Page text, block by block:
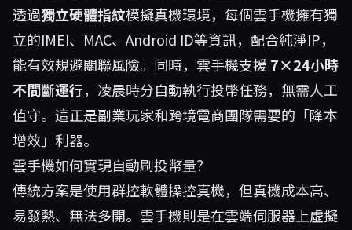
透過獨立硬體指紋模擬真機環境，每個雲手機擁有獨
立的IMEI、MAC、Android ID等資訊，配合純淨IP，
能有效規避關聯風險。同時，雲手機支援 7×24小時
不間斷運行，凌晨時分自動執行投幣任務，無需人工
值守。這正是副業玩家和跨境電商團隊需要的「降本
增效」利器。
雲手機如何實現自動刷投幣量？
傳統方案是使用群控軟體操控真機，但真機成本高、
易發熱、無法多開。雲手機則是在雲端伺服器上虛擬